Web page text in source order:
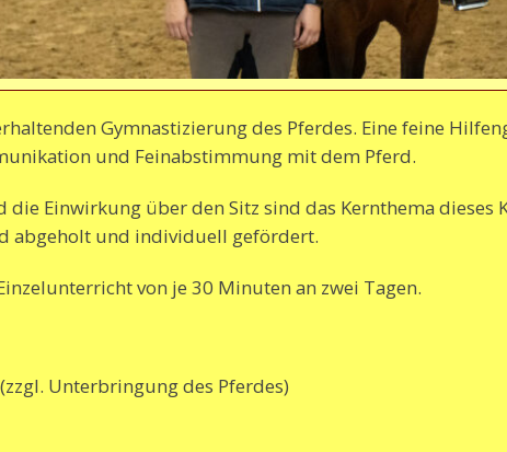
Gymnastizierung des Pferdes. Eine feine
und Feinabstimmung mit dem Pferd.
die Einwirkung über den Sitz sind das Kernthema dieses
abgeholt und individuell gefördert.
von je 30 Minuten an zwei Tagen.
Unterbringung des Pferdes)